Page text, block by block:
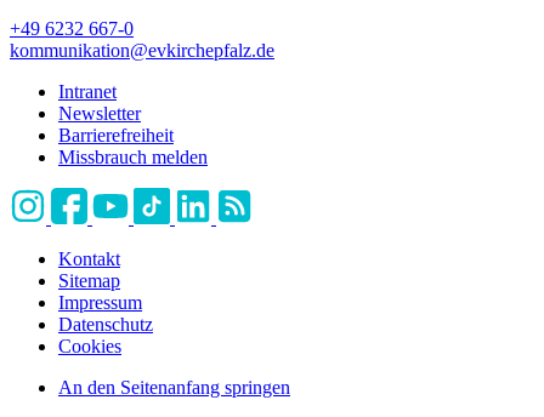
+49 6232 667-0
kommunikation@evkirchepfalz.de
Intranet
Newsletter
Barrierefreiheit
Missbrauch melden
Kontakt
Sitemap
Impressum
Datenschutz
Cookies
An den Seitenanfang springen